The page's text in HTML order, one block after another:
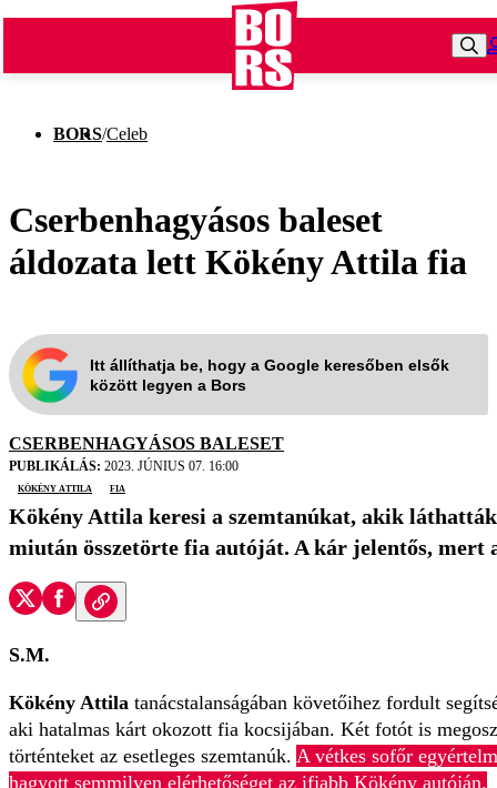
BORS/Celeb
Cserbenhagyásos baleset
áldozata lett Kökény Attila fia
Itt állíthatja be, hogy a Google keresőben elsők
között legyen a Bors
CSERBENHAGYÁSOS BALESET
PUBLIKÁLÁS: 2023. JÚNIUS 07. 16:00
Kökény Attila
fia
Kökény Attila keresi a szemtanúkat, akik
miután összetörte fia autóját. A kár jelentős, mert
S.M.
Kökény Attila tanácstalanságában követőihez fordult
aki hatalmas kárt okozott fia kocsijában. Két fotót is
történteket az esetleges szemtanúk. A vétkes sofőr
hagyott semmilyen elérhetőséget az ifjabb Kökény autóján.